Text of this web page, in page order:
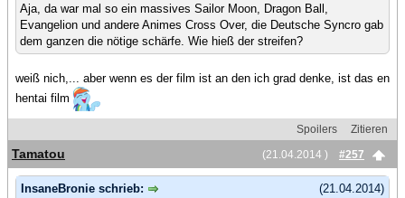
Aja, da war mal so ein massives Sailor Moon, Dragon Ball,
Evangelion und andere Animes Cross Over, die Deutsche Syncro gab
dem ganzen die nötige schärfe. Wie hieß der streifen?
weiß nich,... aber wenn es der film ist an den ich grad denke, ist das en
hentai film
Spoilers
Zitieren
(21.04.2014 )
#257
Tamatou
(21.04.2014)
InsaneBronie schrieb: